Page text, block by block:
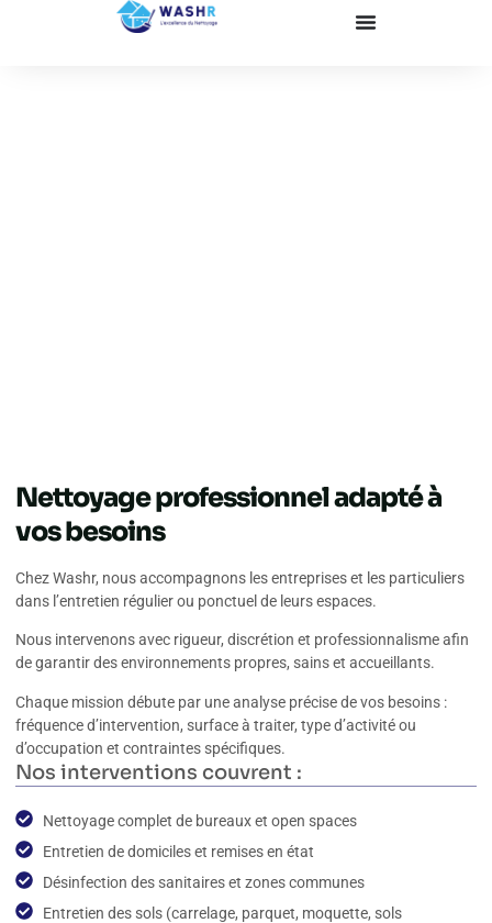
Nettoyage professionnel adapté à
vos besoins
Chez Washr, nous accompagnons les entreprises et les particuliers
dans l’entretien régulier ou ponctuel de leurs espaces.
Nous intervenons avec rigueur, discrétion et professionnalisme afin
de garantir des environnements propres, sains et accueillants.
Chaque mission débute par une analyse précise de vos besoins :
fréquence d’intervention, surface à traiter, type d’activité ou
d’occupation et contraintes spécifiques.
Nos interventions couvrent :
Nettoyage complet de bureaux et open spaces
Entretien de domiciles et remises en état
Désinfection des sanitaires et zones communes
Entretien des sols (carrelage, parquet, moquette, sols